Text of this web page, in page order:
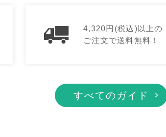
4,320円(税込)以上の
ご注文で送料無料！
すべてのガイド